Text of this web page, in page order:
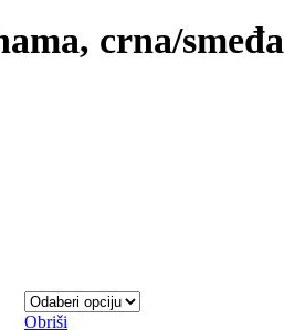
crna/smeđa
Obriši